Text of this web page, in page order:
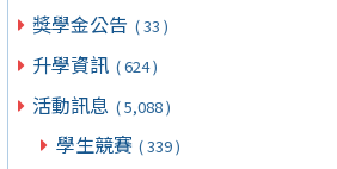
獎學金公告 ( 33 )
升學資訊 ( 624 )
活動訊息 ( 5,088 )
學生競賽 ( 339 )